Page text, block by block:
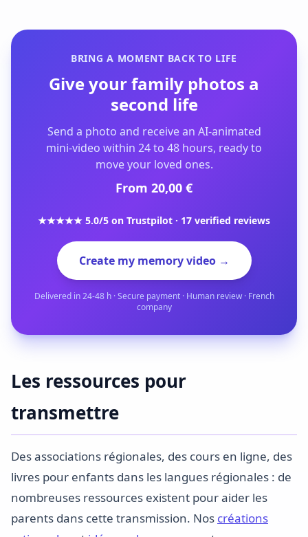
BRING A MOMENT BACK TO LIFE
Give your family photos a
second life
Send a photo and receive an AI-animated
mini-video within 24 to 48 hours, ready to
move your loved ones.
From 20,00 €
★★★★★ 5.0/5 on Trustpilot · 17 verified reviews
Create my memory video →
Delivered in 24-48 h · Secure payment · Human review · French
company
Les ressources pour
transmettre
Des associations régionales, des cours en ligne, des
livres pour enfants dans les langues régionales : de
nombreuses ressources existent pour aider les
parents dans cette transmission. Nos créations